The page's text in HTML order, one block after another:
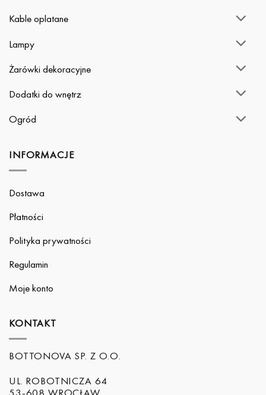
Kable oplatane
Lampy
Żarówki dekoracyjne
Dodatki do wnętrz
Ogród
INFORMACJE
Dostawa
Płatności
Polityka prywatności
Regulamin
Moje konto
KONTAKT
BOTTONOVA SP. Z O.O.
UL. ROBOTNICZA 64